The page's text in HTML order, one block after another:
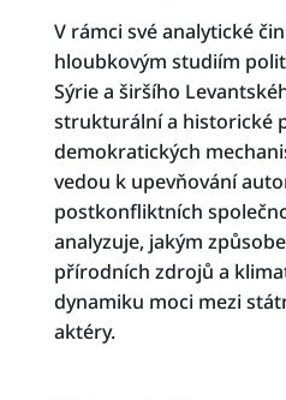
V rámci své analytické
hloubkovým studiím
Sýrie a širšího
strukturální a historické
demokratických
vedou k upevňování
postkonfliktních
analyzuje, jakým
přírodních zdrojů a
dynamiku moci mezi
aktéry.